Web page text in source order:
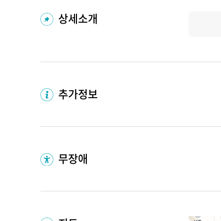
상세소개
추가정보
무장애